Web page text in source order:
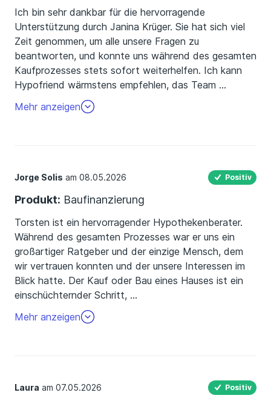
Ich bin sehr dankbar für die hervorragende
Unterstützung durch Janina Krüger. Sie hat sich viel
Zeit genommen, um alle unsere Fragen zu
beantworten, und konnte uns während des gesamten
Kaufprozesses stets sofort weiterhelfen. Ich kann
Hypofriend wärmstens empfehlen, das Team …
ist äußerst professionell und erstaunlich schnell.
Vielen Dank.
Mehr anzeigen
Jorge Solis am 08.05.2026 Positiv
Produkt: Baufinanzierung
Torsten ist ein hervorragender Hypothekenberater.
Während des gesamten Prozesses war er uns ein
großartiger Ratgeber und der einzige Mensch, dem
wir vertrauen konnten und der unsere Interessen im
Blick hatte. Der Kauf oder Bau eines Hauses ist ein
einschüchternder Schritt, …
und es ist eine große Hilfe, Menschen wie Torsten an
seiner Seite zu haben, die einem Klarheit verschaffen,
Mehr anzeigen
Laura am 07.05.2026 Positiv